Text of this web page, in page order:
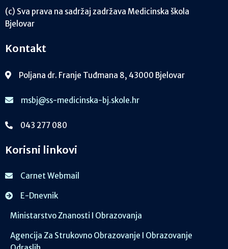
(c) Sva prava na sadržaj zadržava Medicinska škola
Bjelovar
Kontakt
Poljana dr. Franje Tuđmana 8, 43000 Bjelovar
msbj@ss-medicinska-bj.skole.hr
043 277 080
Korisni linkovi
Carnet Webmail
E-Dnevnik
Ministarstvo Znanosti I Obrazovanja
Agencija Za Strukovno Obrazovanje I Obrazovanje